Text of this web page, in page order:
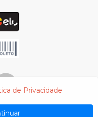
de Privacidade